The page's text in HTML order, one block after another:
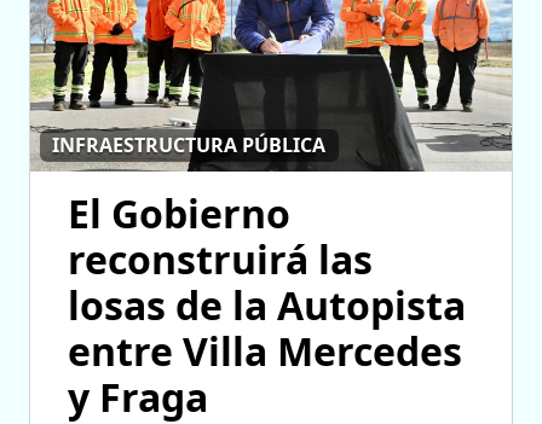
INFRAESTRUCTURA PÚBLICA
El Gobierno
reconstruirá las
losas de la Autopista
entre Villa Mercedes
y Fraga